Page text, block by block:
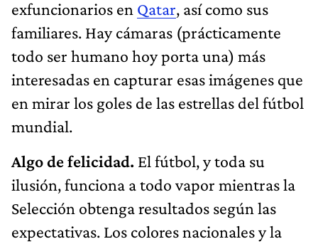
exfuncionarios en Qatar, así como sus
familiares. Hay cámaras (prácticamente
todo ser humano hoy porta una) más
interesadas en capturar esas imágenes que
en mirar los goles de las estrellas del fútbol
mundial.
Algo de felicidad. El fútbol, y toda su
ilusión, funciona a todo vapor mientras la
Selección obtenga resultados según las
expectativas. Los colores nacionales y la